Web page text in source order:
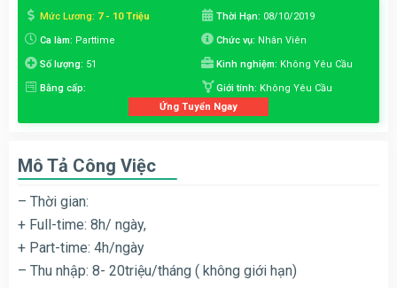
Mức Lương: 7 - 10 Triệu Thời Hạn: 08/10/2019
Ca làm: Parttime Chức vụ: Nhân Viên
Số lượng: 51 Kinh nghiệm: Không Yêu Cầu
Bằng cấp: Giới tính: Không Yêu Cầu
Ứng Tuyển Ngay
Mô Tả Công Việc
– Thời gian:
+ Full-time: 8h/ ngày,
+ Part-time: 4h/ngày
– Thu nhập: 8- 20triệu/tháng ( không giới hạn)